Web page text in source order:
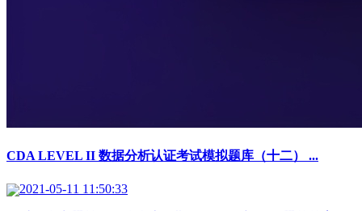
CDA LEVEL II 数据分析认证考试模拟题库（十二） ...
2021-05-11 11:50:33